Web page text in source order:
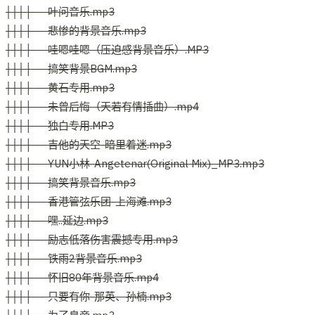
│││├──叶问音乐.mp3
│││├──悲惨的背景音乐.mp3
│││├──哇嗯哇嗯（压迫感背景音乐）.MP3
│││├──搞笑背景BGM.mp3
│││├──黄石专用.mp3
│││├──未曾后悔（天若有情插曲）.mp4
│││├──独白专用.MP3
│││├──吉他的天空-暗里着迷.mp3
│││├──YUN小林-Angetenar(Original Mix)_MP3.mp3
│││├──搞笑背景音乐.mp3
│││├──香港管弦乐团-上海滩.mp3
│││├──嘿..延边.mp3
│││├──励志低落伤害震撼专用.mp3
│││├──铁雨2背景音乐.mp3
│││├──怀旧80年背景音乐.mp4
│││├──只要有你-那英、孙楠.mp3